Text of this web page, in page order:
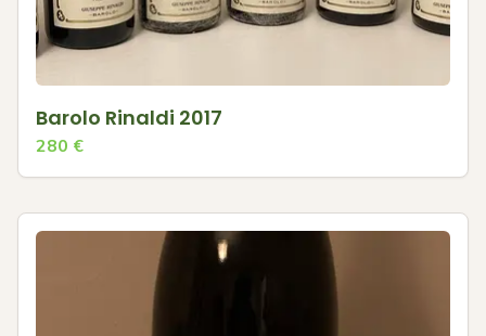
Barolo Rinaldi 2017
280 €